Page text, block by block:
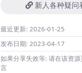
新人各种疑问
最近更新: 2026-01-25
发布日期: 2023-04-17
如果分享失效等: 请在该资
言